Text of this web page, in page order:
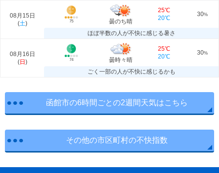
08月15日
(土) 75 曇のち晴
25℃
20℃
30%
ほぼ半数の人が不快に感じる暑さ
08月16日
(日 ) 74 曇時々晴
25℃
20℃
30%
ごく一部の人が不快に感じるかも
函館市の6時間ごとの2週間天気はこちら
その他の市区町村の不快指数